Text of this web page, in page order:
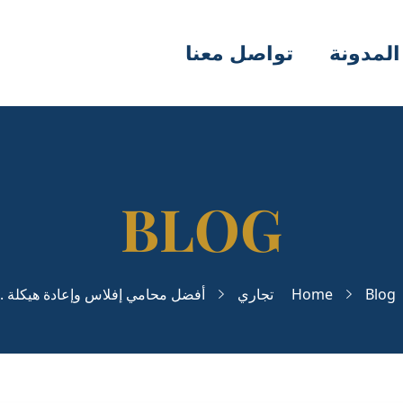
المدونة تواصل معنا
Home Blog تجاري أفضل محامي إفلاس وإعادة هيكلة